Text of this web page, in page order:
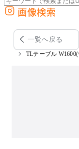
外部サイトの商品をカート
他のサイトで見つけた商品ペー
画像検索
一覧へ戻る
TLテーブル